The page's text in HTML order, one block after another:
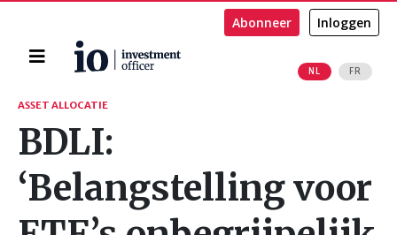
Home
NL FR
Abonneer Inloggen
Zoeken
ASSET ALLOCATIE
BDLI:
‘Belangstelling voor